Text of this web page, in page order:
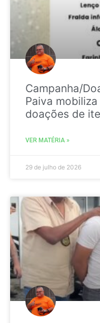
Campanha/
Paiva
doações de
VER MATÉRIA »
29 de julho de 2026